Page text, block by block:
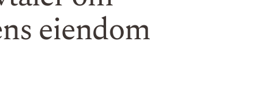
eiendom